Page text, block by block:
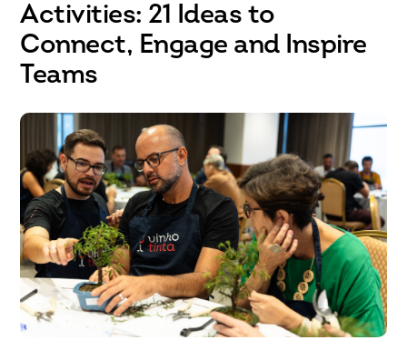
Activities: 21 Ideas to
Connect, Engage and Inspire
Teams